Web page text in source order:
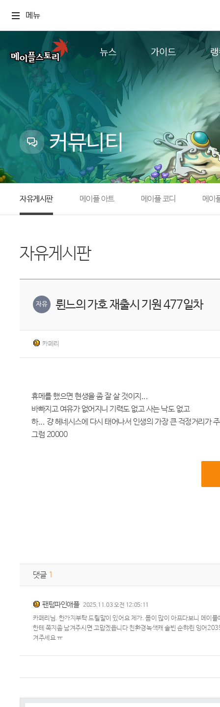
메뉴
뉴스
업데이트
이벤트
캐시샵 공지
메이플 알림판
with maple
가이드
추가정보
컨텐
커뮤니티
자유게시판 메이플 아트 메이플 코디 메이
자유게시판
자유 륀느의 가호 재출시 기원 477일차
카페리
휴메를 했으면 현생을 좀 잘 살 것이지...
바빠지고 여유가 없어지니 기력도 없고 사는 낙도 없고
하... 걍 헤네시스에 다시 태어나서 인생의 가장 큰 걱정거리가
그럼 20000
댓글 1
팬텀파인애플 2025.11.03 오전 12:05:11
카페리님. 한가지부탁 드릴말이 있어요 제가. 몸이 많이 아프다보니 메이
한테 쪽지좀 남겨주시면 고맙겠읍니다 친환경녹색캐 솔빈 순햐린 잉어
겨주세요 ㅠ